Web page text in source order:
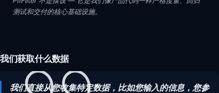
测试和交付的核心基础设施。
我们获取什么数据
我们直接从您收集特定数据，比如您输入的信息，您参